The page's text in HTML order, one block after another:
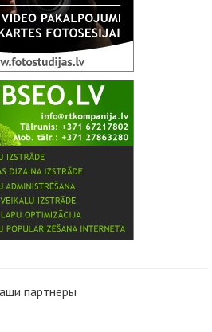
партнеры